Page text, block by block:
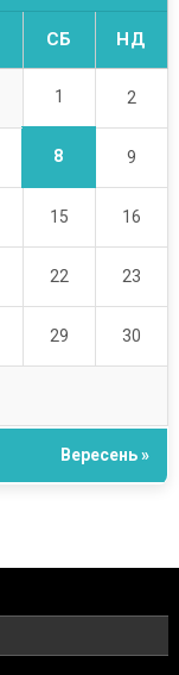
СБ НД
1 2
8 9
15 16
22 23
29 30
Вересень »